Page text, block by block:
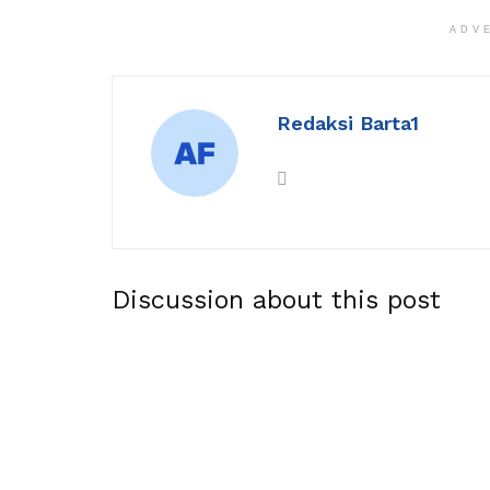
Redaksi Barta1
Discussion about this post